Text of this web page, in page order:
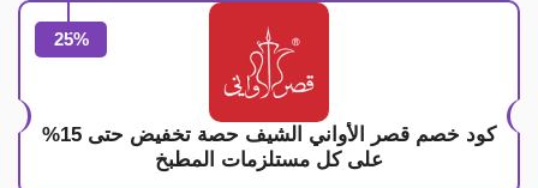
25%
كود خصم قصر الأواني الشيف حصة تخفيض حتى 15%
على كل مستلزمات المطبخ